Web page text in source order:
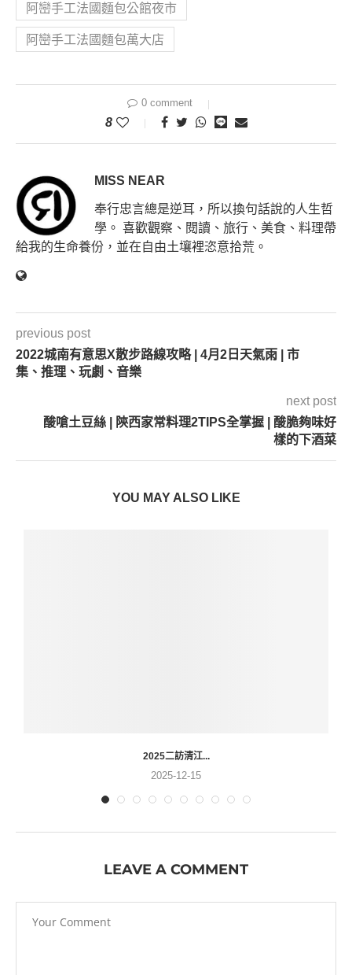
阿巒手工法國麵包公館夜市
阿巒手工法國麵包萬大店
0 comment
8
MISS NEAR
奉行忠言總是逆耳，所以換句話說的人生哲
學。 喜歡觀察、閱讀、旅行、美食、料理帶
給我的生命養份，並在自由土壤裡恣意拾荒。
previous post
2022城南有意思X散步路線攻略 | 4月2日天氣雨 | 市
集、推理、玩劇、音樂
next post
酸嗆土豆絲 | 陝西家常料理2TIPS全掌握 | 酸脆夠味好
樣的下酒菜
YOU MAY ALSO LIKE
2025二訪清江...
2025-12-15
LEAVE A COMMENT